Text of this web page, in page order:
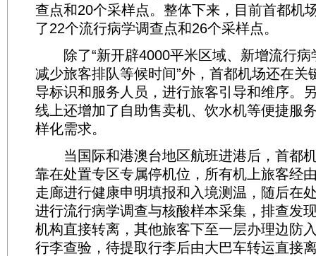
查点和20个采样点。整体下来，目前首都机
了22个流行病学调查点和26个采样点。
除了“新开辟4000平米区域、新增流行病
减少旅客排队等候时间”外，首都机场还在关
导标识和服务人员，进行旅客引导和维序。
线上还增加了自助售卖机、饮水机等便捷服
样化需求。
当国际和港澳台地区航班进港后，首都
靠在处置专区专属停机位，所有机上旅客经
走廊进行健康申明填报和入境测温，随后在
进行流行病学调查与核酸样本采集，排查发
机构直接转离，其他旅客下至一层办理边防
行李查验，待提取行李后由大巴车转运直接